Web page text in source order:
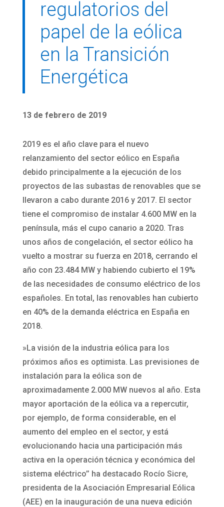
regulatorios del
papel de la eólica
en la Transición
Energética
13 de febrero de 2019
2019 es el año clave para el nuevo
relanzamiento del sector eólico en España
debido principalmente a la ejecución de los
proyectos de las subastas de renovables que se
llevaron a cabo durante 2016 y 2017. El sector
tiene el compromiso de instalar 4.600 MW en la
península, más el cupo canario a 2020. Tras
unos años de congelación, el sector eólico ha
vuelto a mostrar su fuerza en 2018, cerrando el
año con 23.484 MW y habiendo cubierto el 19%
de las necesidades de consumo eléctrico de los
españoles. En total, las renovables han cubierto
en 40% de la demanda eléctrica en España en
2018.
»La visión de la industria eólica para los
próximos años es optimista. Las previsiones de
instalación para la eólica son de
aproximadamente 2.000 MW nuevos al año. Esta
mayor aportación de la eólica va a repercutir,
por ejemplo, de forma considerable, en el
aumento del empleo en el sector, y está
evolucionando hacia una participación más
activa en la operación técnica y económica del
sistema eléctrico’’ ha destacado Rocío Sicre,
presidenta de la Asociación Empresarial Eólica
(AEE) en la inauguración de una nueva edición